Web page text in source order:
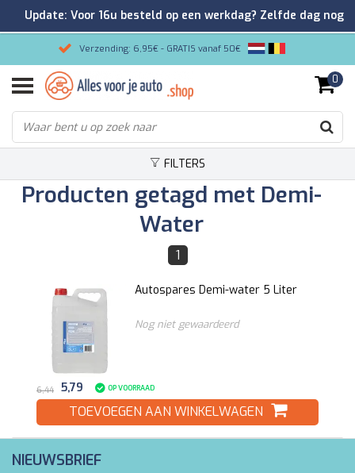
Verzending: 6,95€ - GRATIS vanaf 50€
Gemakkelijk bestellen/Veilig betalen
9.2/10 Klantenrating via Kiyoh!
0
FILTERS
Producten getagd met Demi-
Water
1
Autospares Demi-water 5 Liter
Nog niet gewaardeerd
6,44 5,79 OP VOORRAAD
TOEVOEGEN AAN WINKELWAGEN
NIEUWSBRIEF
Update: Voor 16u besteld op een werkdag? Zelfde dag nog
verzonden!